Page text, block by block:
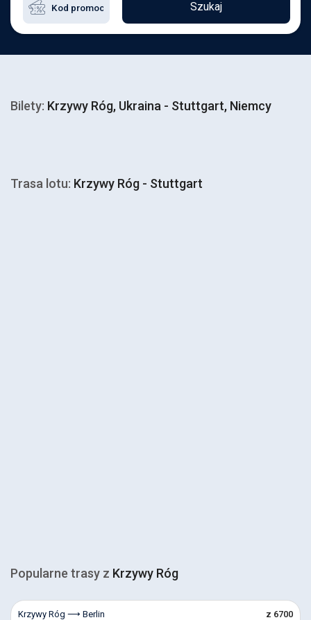
Szukaj
Bilety: Krzywy Róg, Ukraina - Stuttgart, Niemcy
Trasa lotu: Krzywy Róg - Stuttgart
Popularne trasy z Krzywy Róg
Krzywy Róg ⟶ Berlin z 6700